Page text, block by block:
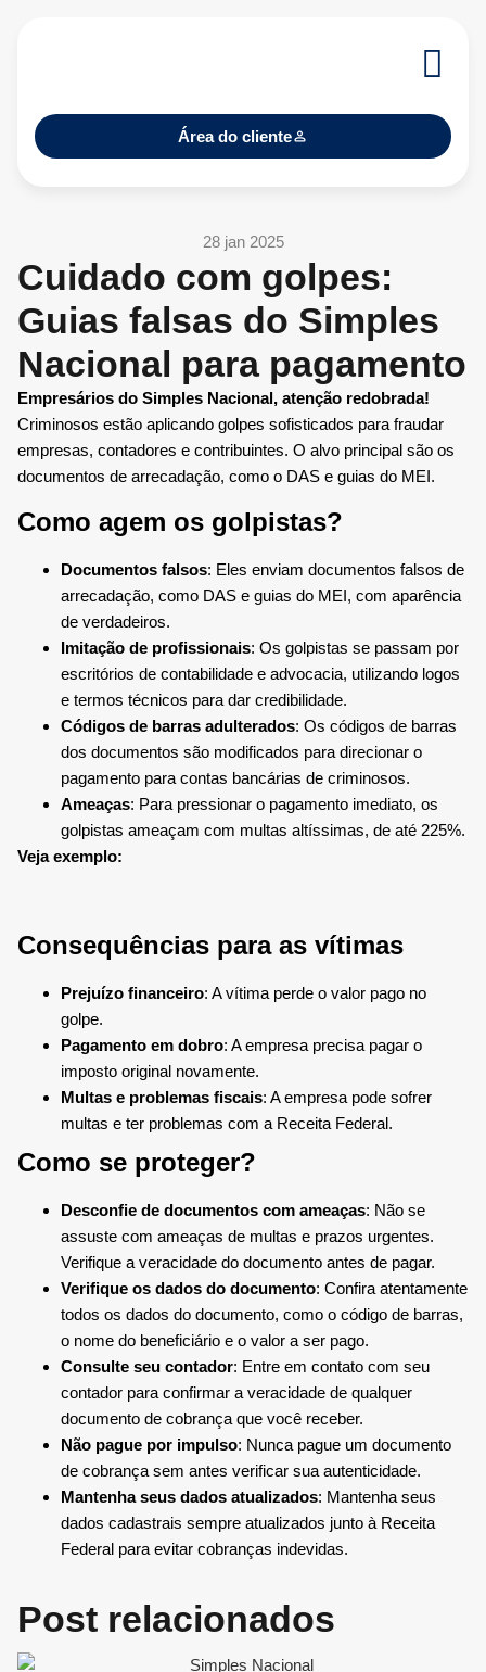
Área do cliente
28 jan 2025
Cuidado com golpes:
Guias falsas do Simples
Nacional para pagamento
Empresários do Simples Nacional, atenção redobrada!
Criminosos estão aplicando golpes sofisticados para fraudar
empresas, contadores e contribuintes. O alvo principal são os
documentos de arrecadação, como o DAS e guias do MEI.
Como agem os golpistas?
Documentos falsos: Eles enviam documentos falsos de
arrecadação, como DAS e guias do MEI, com aparência
de verdadeiros.
Imitação de profissionais: Os golpistas se passam por
escritórios de contabilidade e advocacia, utilizando logos
e termos técnicos para dar credibilidade.
Códigos de barras adulterados: Os códigos de barras
dos documentos são modificados para direcionar o
pagamento para contas bancárias de criminosos.
Ameaças: Para pressionar o pagamento imediato, os
golpistas ameaçam com multas altíssimas, de até 225%.
Veja exemplo:
Consequências para as vítimas
Prejuízo financeiro: A vítima perde o valor pago no
golpe.
Pagamento em dobro: A empresa precisa pagar o
imposto original novamente.
Multas e problemas fiscais: A empresa pode sofrer
multas e ter problemas com a Receita Federal.
Como se proteger?
Desconfie de documentos com ameaças: Não se
assuste com ameaças de multas e prazos urgentes.
Verifique a veracidade do documento antes de pagar.
Verifique os dados do documento: Confira atentamente
todos os dados do documento, como o código de barras,
o nome do beneficiário e o valor a ser pago.
Consulte seu contador: Entre em contato com seu
contador para confirmar a veracidade de qualquer
documento de cobrança que você receber.
Não pague por impulso: Nunca pague um documento
de cobrança sem antes verificar sua autenticidade.
Mantenha seus dados atualizados: Mantenha seus
dados cadastrais sempre atualizados junto à Receita
Federal para evitar cobranças indevidas.
Post relacionados